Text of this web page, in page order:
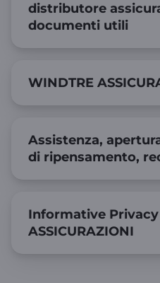
distributore
documenti utili
WINDTRE
Assistenza,
di ripensamento,
Informative Privacy
ASSICURAZIONI